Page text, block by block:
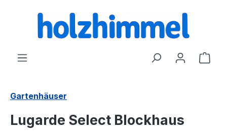
springen
Gartenhäuser
Lugarde Select Blockhaus